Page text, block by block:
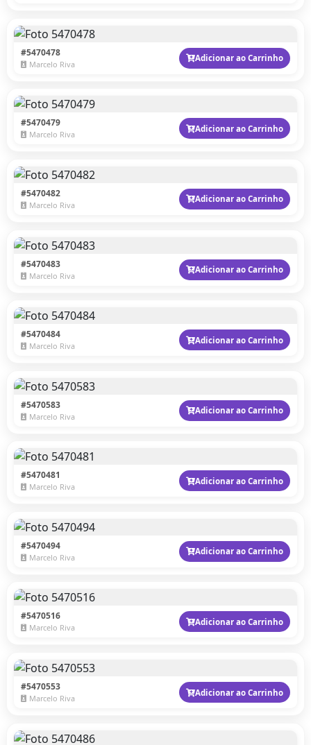
#5470478
Marcelo Riva
Adicionar ao Carrinho
#5470479
Marcelo Riva
Adicionar ao Carrinho
#5470482
Marcelo Riva
Adicionar ao Carrinho
#5470483
Marcelo Riva
Adicionar ao Carrinho
#5470484
Marcelo Riva
Adicionar ao Carrinho
#5470583
Marcelo Riva
Adicionar ao Carrinho
#5470481
Marcelo Riva
Adicionar ao Carrinho
#5470494
Marcelo Riva
Adicionar ao Carrinho
#5470516
Marcelo Riva
Adicionar ao Carrinho
#5470553
Marcelo Riva
Adicionar ao Carrinho